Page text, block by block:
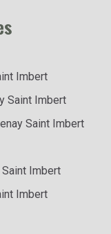
Imbert
Saint Imbert
Saint Imbert
Saint Imbert
Imbert